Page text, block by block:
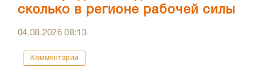
сколько в регионе рабочей силы
04.08.202608:13
Комментарии